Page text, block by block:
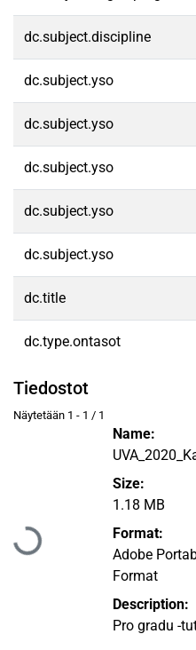
dc.subject.discipline
dc.subject.yso
dc.subject.yso
dc.subject.yso
dc.subject.yso
dc.subject.yso
dc.title
dc.type.ontasot
Tiedostot
Näytetään 1 - 1 / 1
Ladataan...
Name:
Size:
1.18 MB
Format:
Adobe
Format
Description:
Pro gradu -